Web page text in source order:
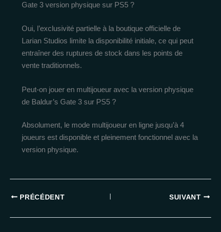
Gate 3 version physique sur PS5 ?
Oui, l’exclusivité partielle à la boutique officielle de
Larian Studios limite la disponibilité initiale, ce qui peut
entraîner des ruptures de stock dans les points de
vente traditionnels.
Peut-on jouer en multijoueur avec la version physique
de Baldur’s Gate 3 sur PS5 ?
Absolument, le mode multijoueur en ligne jusqu’à 4
joueurs est disponible et pleinement fonctionnel avec la
version physique.
PRÉCÉDENT SUIVANT